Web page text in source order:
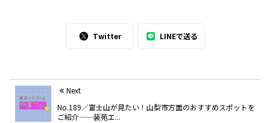
Twitter LINEで送る
Next
No.189／富士山が見たい！山梨市方面のおすすめスポットを
ご紹介——装苑エ...